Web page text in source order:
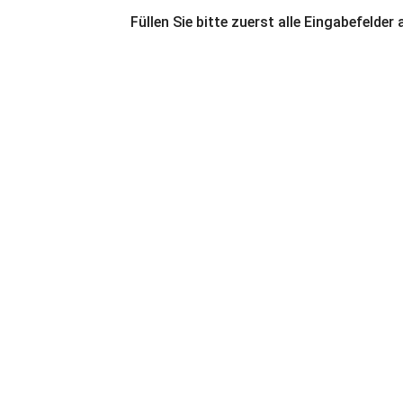
Füllen Sie bitte zuerst alle Eingabefelder